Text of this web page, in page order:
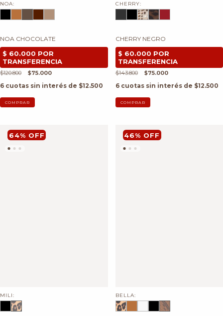
NOA:
NOA CHOCOLATE
$120.800 $75.000
6 cuotas sin interés de $12.500
COMPRAR
CHERRY:
CHERRY NEGRO
$143.800 $75.000
6 cuotas sin interés de $12.500
COMPRAR
64% OFF
MILI:
46% OFF
BELLA: